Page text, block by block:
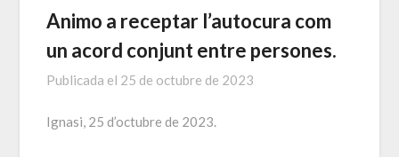
Animo a receptar l’autocura com
un acord conjunt entre persones.
Publicada el 25 de octubre de 2023
Ignasi, 25 d’octubre de 2023.